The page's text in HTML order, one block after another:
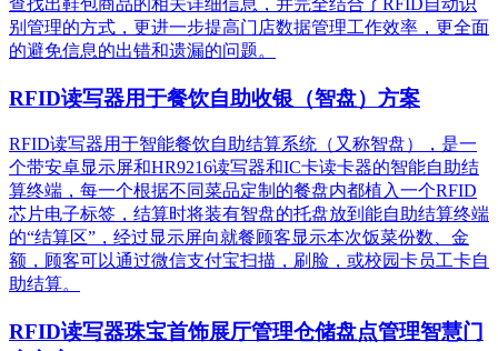
别管理的方式，更进一步提高门店数据管理工作效率，更全面
的避免信息的出错和遗漏的问题。
RFID读写器用于餐饮自助收银（智盘）方案
RFID读写器用于智能餐饮自助结算系统（又称智盘），是一
个带安卓显示屏和HR9216读写器和IC卡读卡器的智能自助结
算终端，每一个根据不同菜品定制的餐盘内都植入一个RFID
芯片电子标签，结算时将装有智盘的托盘放到能自助结算终端
的“结算区”，经过显示屏向就餐顾客显示本次饭菜份数、金
额，顾客可以通过微信支付宝扫描，刷脸，或校园卡员工卡自
助结算。
RFID读写器珠宝首饰展厅管理仓储盘点管理智慧门